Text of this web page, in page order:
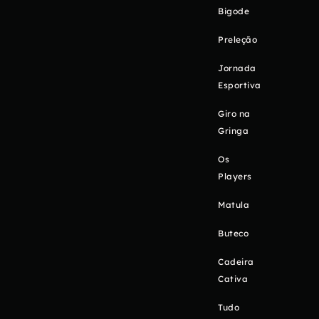
Bigode
Preleção
Jornada
Esportiva
Giro na
Gringa
Os
Players
Matula
Buteco
Cadeira
Cativa
Tudo